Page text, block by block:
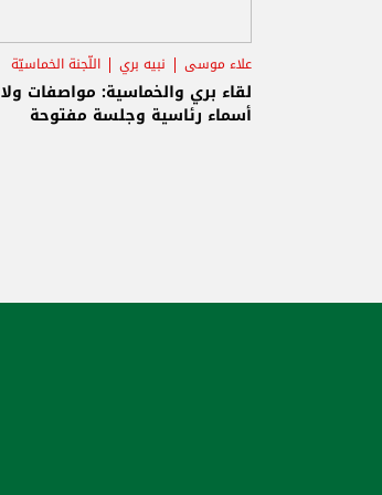
علاء موسى نبيه بري اللّجنة الخماسيّة
لقاء بري والخماسية: مواصفات ولا
أسماء رئاسية وجلسة مفتوحة